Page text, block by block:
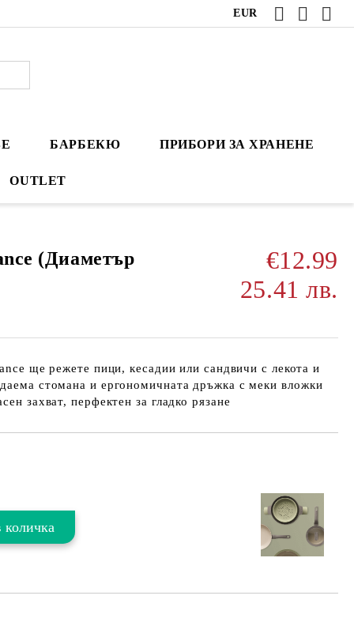
EUR
БАРБЕКЮ ПРИБОРИ ЗА ХРАНЕНЕ
OUTLET
(Диаметър
€12.99
25.41 лв.
ще режете пици, кесадии или сандвичи с лекота и
стомана и ергономичната дръжка с меки вложки
захват, перфектен за гладко рязане